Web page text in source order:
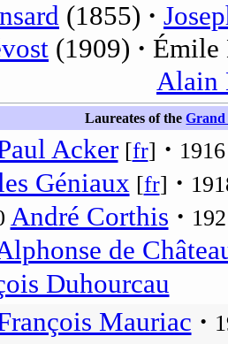
(1855)
(1909)
Émile
Alain
Laureates of theGrand
Acker[fr] 1916
Géniaux [fr]
André Corthis
de
Duhourcau
Mauriac